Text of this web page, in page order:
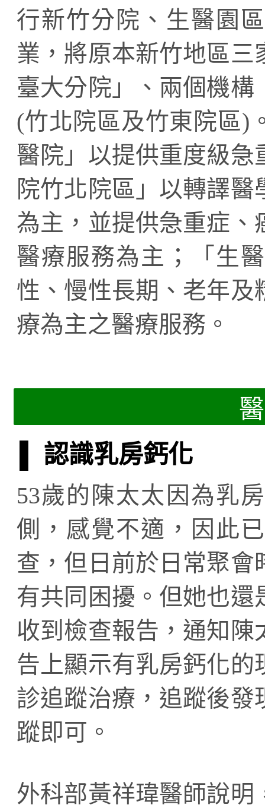
行新竹分院、生醫園
業，將原本新竹地區
臺大分院」、兩個機
(竹北院區及竹東院區)
醫院」以提供重度級
院竹北院區」以轉譯
為主，並提供急重症
醫療服務為主；「生
性、慢性長期、老年
療為主之醫療服務。
▌ 認識乳房鈣化
53歲的陳太太因為乳
側，感覺不適，因此
查，但日前於日常聚
有共同困擾。但她也
收到檢查報告，通知
告上顯示有乳房鈣化
診追蹤治療，追蹤後
蹤即可。
外科部黃祥瑋醫師說